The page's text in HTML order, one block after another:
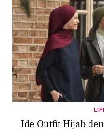
Ide Outfit Hijab